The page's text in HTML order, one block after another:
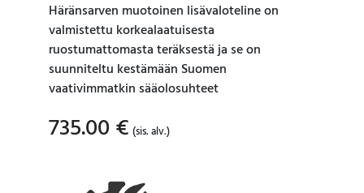
Häränsarven muotoinen lisävaloteline on
valmistettu korkealaatuisesta
ruostumattomasta teräksestä ja se on
suunniteltu kestämään Suomen
vaativimmatkin sääolosuhteet
735.00 € (sis. alv.)